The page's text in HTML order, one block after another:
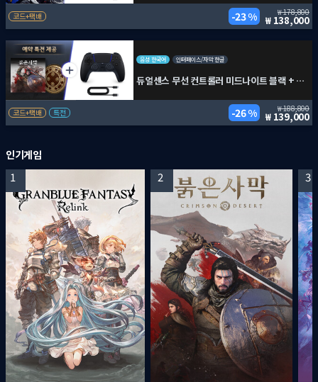
코드+택배 23 % 178,800
138,000
음성 한국어 인터페이스/자막 한글
듀얼센스 무선 컨트롤러 미드나이트 블랙 + PC용 USB 케이블 + 붉은사막
코드+택배 특전 26 % 188,800
139,000
인기게임
1 2 3